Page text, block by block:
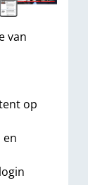
van
op
en